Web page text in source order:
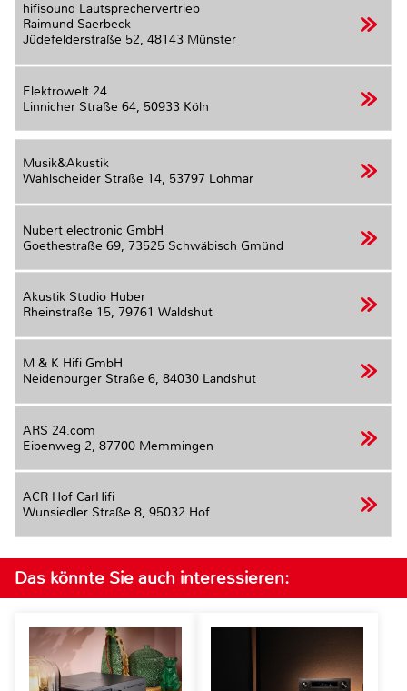
hifisound Lautsprechervertrieb
Raimund Saerbeck
Jüdefelderstraße 52, 48143 Münster
Elektrowelt 24
Linnicher Straße 64, 50933 Köln
Musik&Akustik
Wahlscheider Straße 14, 53797 Lohmar
Nubert electronic GmbH
Goethestraße 69, 73525 Schwäbisch Gmünd
Akustik Studio Huber
Rheinstraße 15, 79761 Waldshut
M & K Hifi GmbH
Neidenburger Straße 6, 84030 Landshut
ARS 24.com
Eibenweg 2, 87700 Memmingen
ACR Hof CarHifi
Wunsiedler Straße 8, 95032 Hof
Das könnte Sie auch interessieren: